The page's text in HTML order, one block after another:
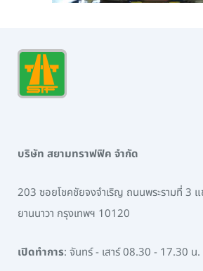
บริษัท สยามทราฟฟิค จำกัด
203 ซอยโชคชัยจงจำเริญ ถนนพระรามที่ 3 แ
ยานนาวา กรุงเทพฯ 10120
เปิดทำการ: จันทร์ - เสาร์ 08.30 - 17.30 น.